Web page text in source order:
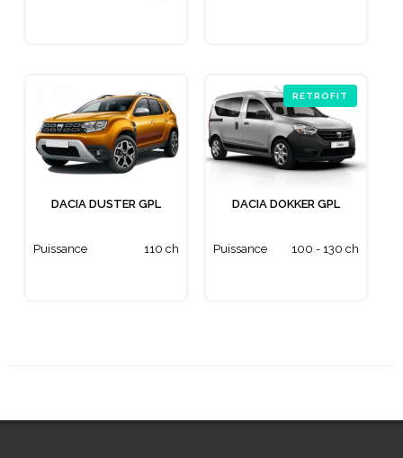
DACIA DUSTER GPL
Puissance 110 ch
RETROFIT
DACIA DOKKER GPL
Puissance 100 - 130 ch